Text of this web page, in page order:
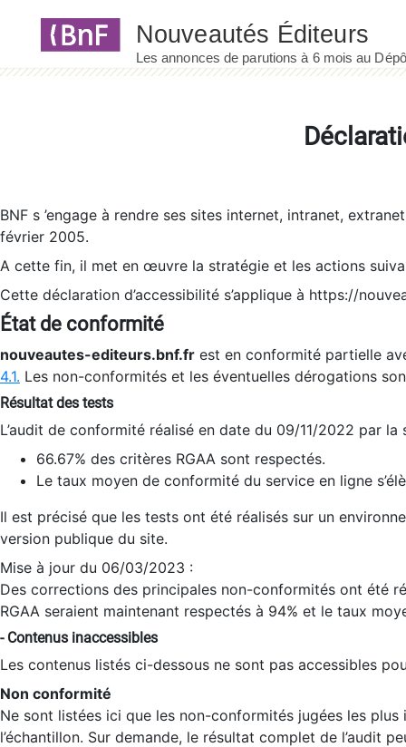
BNF s ’engage à rendre ses sites internet, intranet,
février 2005.
A cette fin, il met en œuvre la stratégie et les actions
Cette déclaration d’accessibilité s’applique à https://
État de conformité
nouveautes-editeurs.bnf.fr est en conformité partielle
4.1. Les non-conformités et les éventuelles dérogations
Résultat des tests
L’audit de conformité réalisé en date du 09/11/2022 par
66.67% des critères RGAA sont respectés.
Le taux moyen de conformité du service en ligne
Il est précisé que les tests ont été réalisés sur un
version publique du site.
Mise à jour du 06/03/2023 :
Des corrections des principales non-conformités ont été
RGAA seraient maintenant respectés à 94% et le taux
- Contenus inaccessibles
Les contenus listés ci-dessous ne sont pas accessibles
Non conformité
Ne sont listées ici que les non-conformités jugées les
l’échantillon. Sur demande, le résultat complet de l’audit